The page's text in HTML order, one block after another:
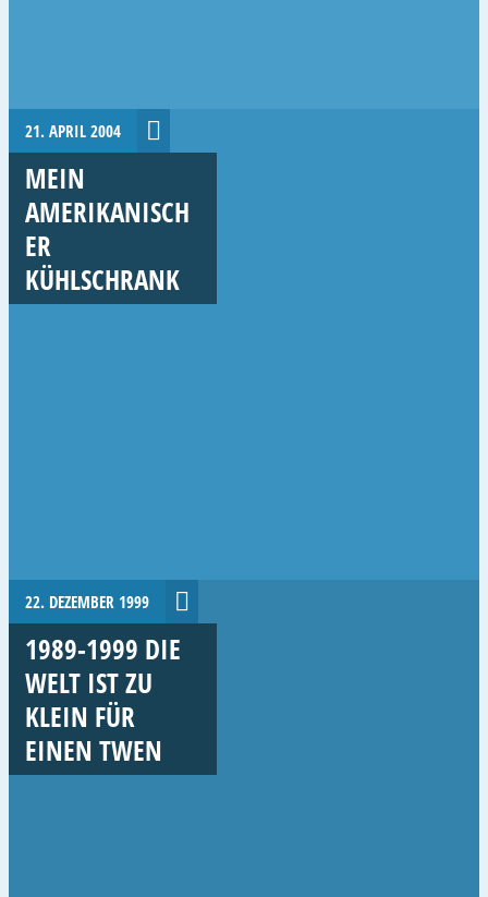
21. APRIL 2004
MEIN
AMERIKANISCH
ER
KÜHLSCHRANK
22. DEZEMBER 1999
1989-1999 DIE
WELT IST ZU
KLEIN FÜR
EINEN TWEN